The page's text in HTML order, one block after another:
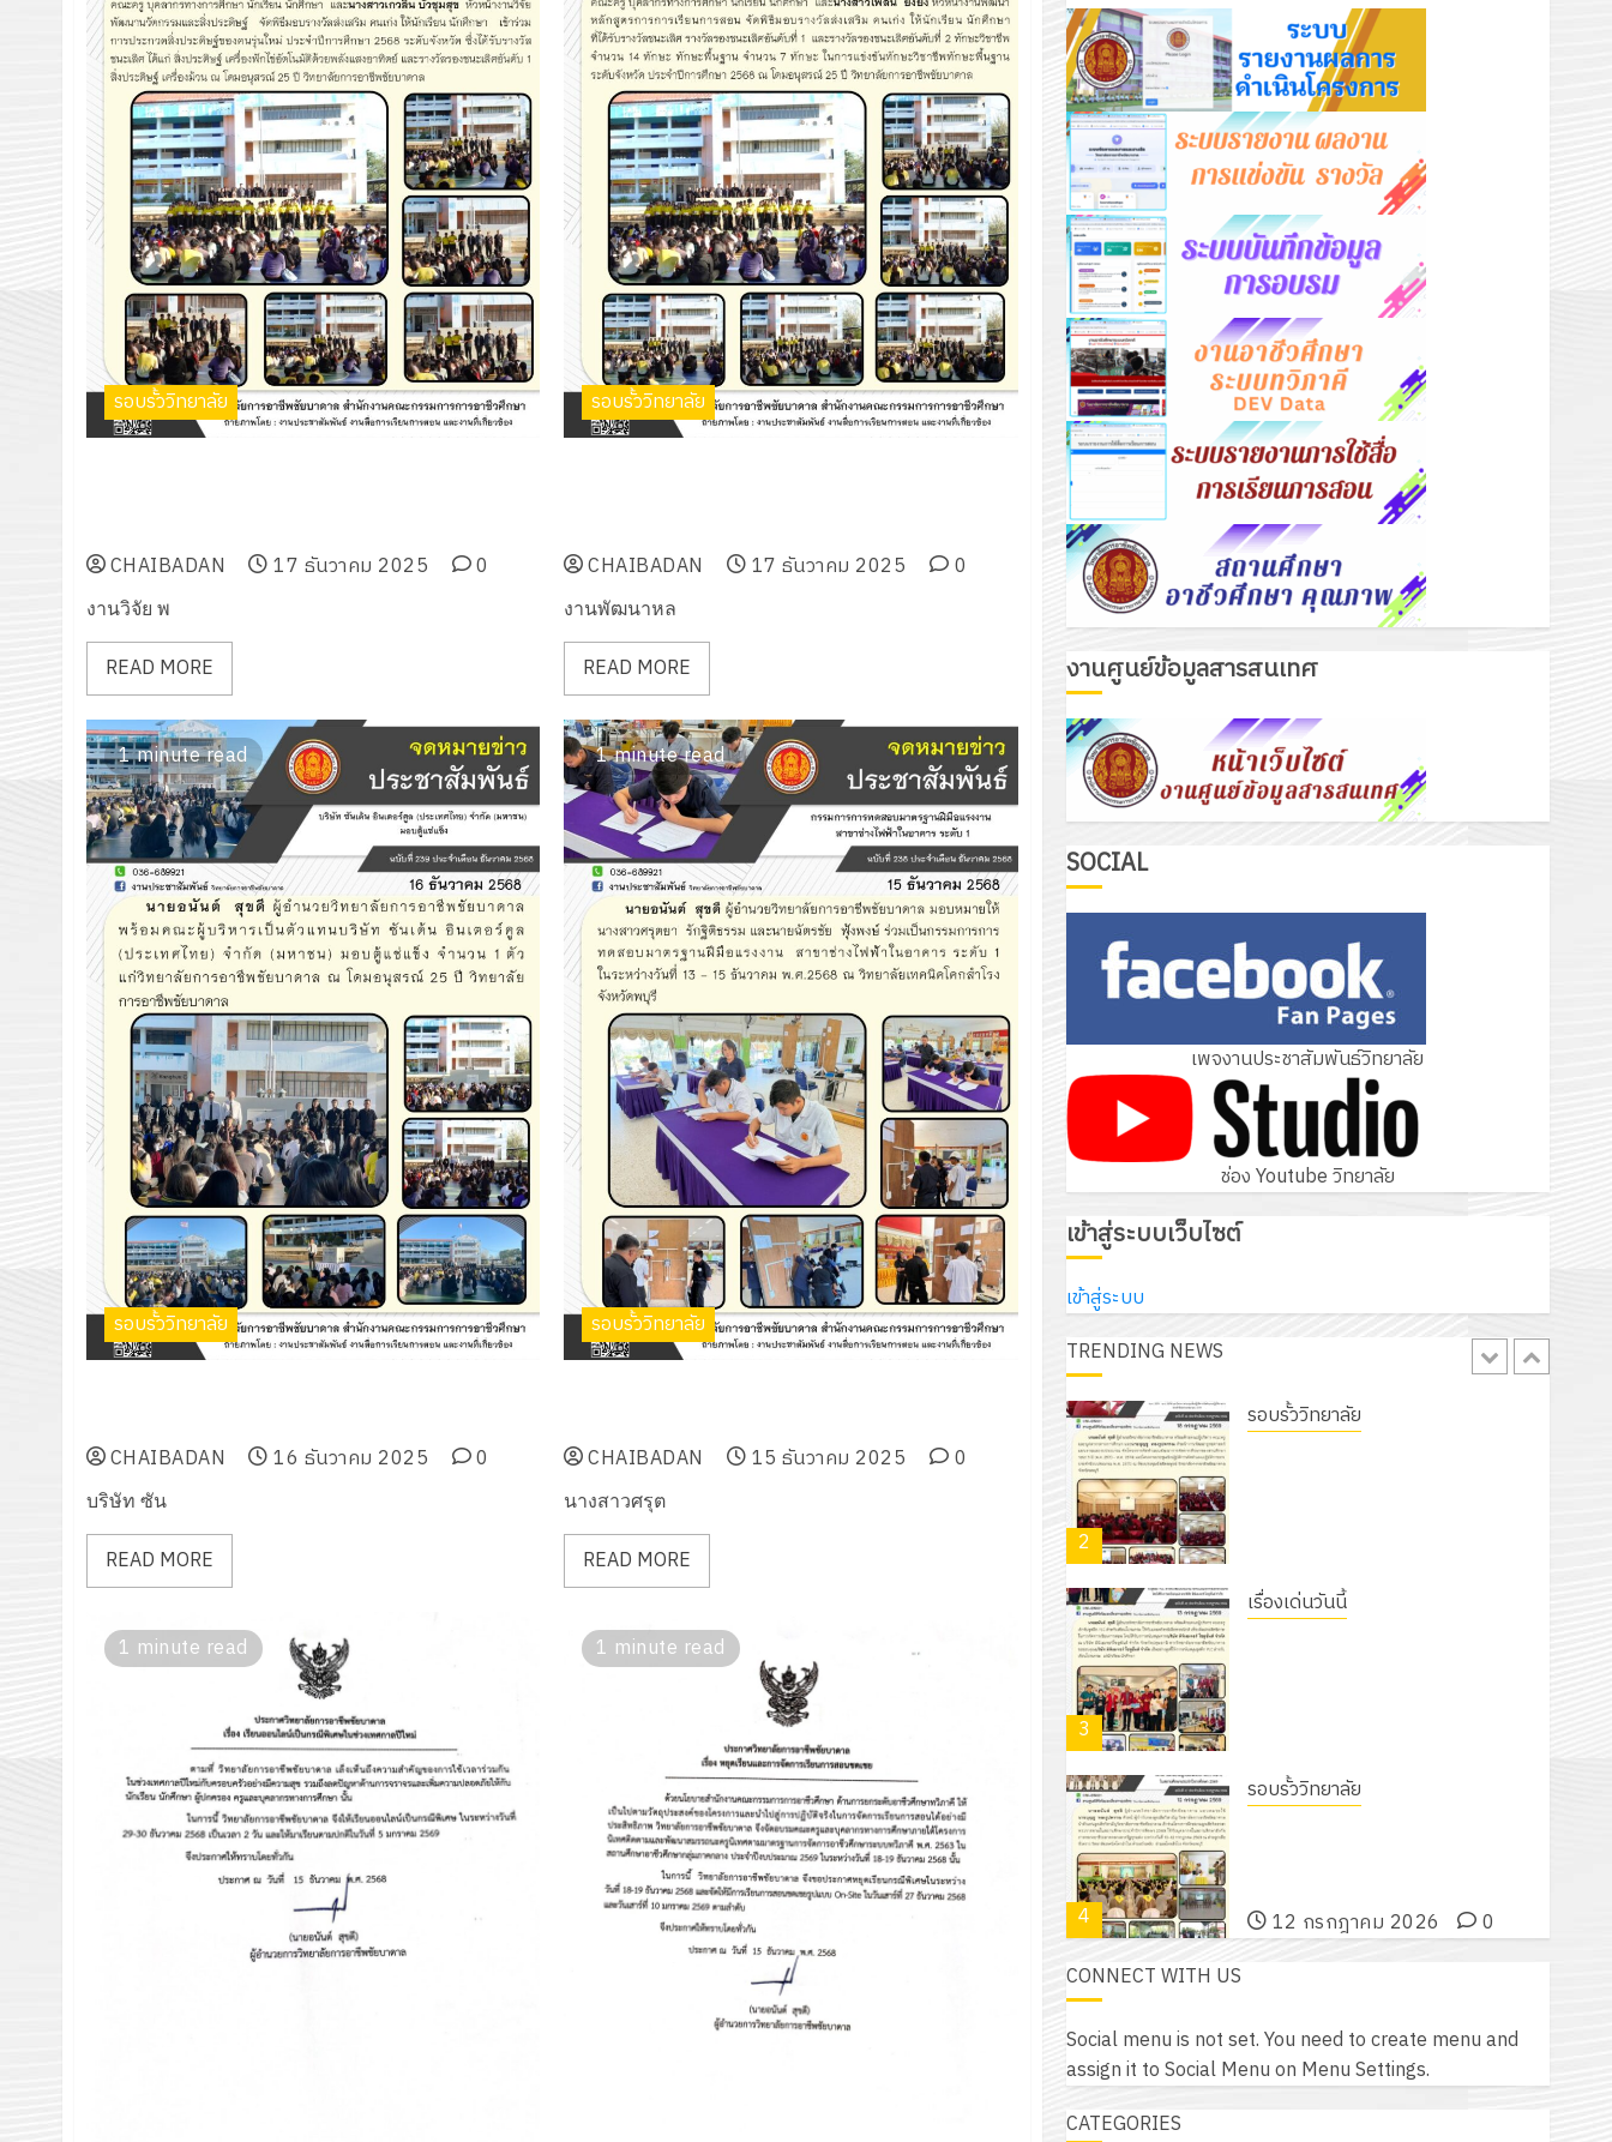
รอบรั้ววิทยาลัย
CHAIBADAN
17 ธันวาคม 2025 0
งานวิจัย พ
READ MORE
รอบรั้ววิทยาลัย
CHAIBADAN
17 ธันวาคม 2025 0
งานพัฒนาหล
READ MORE
1 minute read
รอบรั้ววิทยาลัย
CHAIBADAN
16 ธันวาคม 2025 0
บริษัท ซัน
READ MORE
1 minute read
รอบรั้ววิทยาลัย
CHAIBADAN
15 ธันวาคม 2025 0
นางสาวศรุต
READ MORE
1 minute read 1 minute read
งานศูนย์ข้อมูลสารสนเทศ
SOCIAL
เพจงานประชาสัมพันธ์วิทยาลัย
ช่อง Youtube วิทยาลัย
เข้าสู่ระบบเว็บไซต์
เข้าสู่ระบบ
TRENDING NEWS
3
เรื่องเด่นวันนี้
รับชุดฝึก PLC สำหรับเขียนโปรแกรม ให้
กับแผนกวิชาอิเล็กทรอนิกส์ โดยได้รับ
การสนับสนุนจากบริษัท มินิเอเจอร์
โซลูชั่นส์ จำกัด
13 กรกฎาคม 2026
4
โครงการฝึกอบรมลูกเสือจิตอาสา
พระราชทานในสถานศึกษาประจำปีการ
ศึกษา 2569
12 กรกฎาคม 2026
0
โครงการสัมมนาระหว่างครูที่ปรึกษาและ
ผู้ปกครอง เพื่อสร้างภูมิคุ้มกันให้กับ
นักเรียน นักศึกษา ประจำปีการศึกษา 1
/ 2569
12 กรกฎาคม 2026
1
รอบรั้ววิทยาลัย
เนรมิตสวนสวย สไตล์รักษ์โลก! ด้วย
แผ่นพื้นทางเดินแนวใหม่ เพียงแผ่นละ
30 บาทเท่านั้น!
6 สิงหาคม 2026
0
2
ศึกษาของสานศึกษา ระยะ 5 ปี (พ.ศ.
2570 – พ.ศ. 2574) และโครงการ
ประชุมเชิงปฏิบัติการจัดทำแผนปฏิบัติ
ราชการ ประจำปีงบประมาณ พ.ศ.
2570
3
เรื่องเด่นวันนี้
13 กรกฎาคม 2026
4
รอบรั้ววิทยาลัย
5
กิจกรรม วก.ชบ.
นักเรียน นักศึกษา ประจำปีการศึกษา 1
/ 2569
1
เนรมิตสวนสวย สไตล์รักษ์โลก! ด้วย
แผ่นพื้นทางเดินแนวใหม่ เพียงแผ่นละ
30 บาทเท่านั้น!
CONNECT WITH US
Social menu is not set. You need to create menu and
assign it to Social Menu on Menu Settings.
CATEGORIES